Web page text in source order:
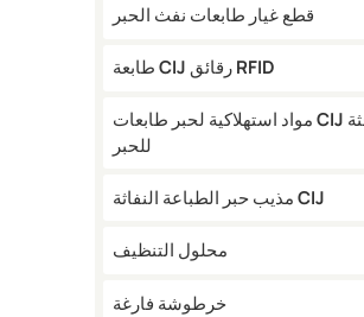
قطع غيار طابعات نفث الحبر
طابعة CIJ رقائق RFID
مواد استهلاكية لحبر طابعات CIJ النافثة
للحبر
مذيب حبر الطباعة النفاثة CIJ
محلول التنظيف
خرطوشة فارغة